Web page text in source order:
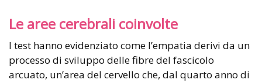
Le aree cerebrali coinvolte
I test hanno evidenziato come l’empatia derivi da un
processo di sviluppo delle fibre del fascicolo
arcuato, un’area del cervello che, dal quarto anno di